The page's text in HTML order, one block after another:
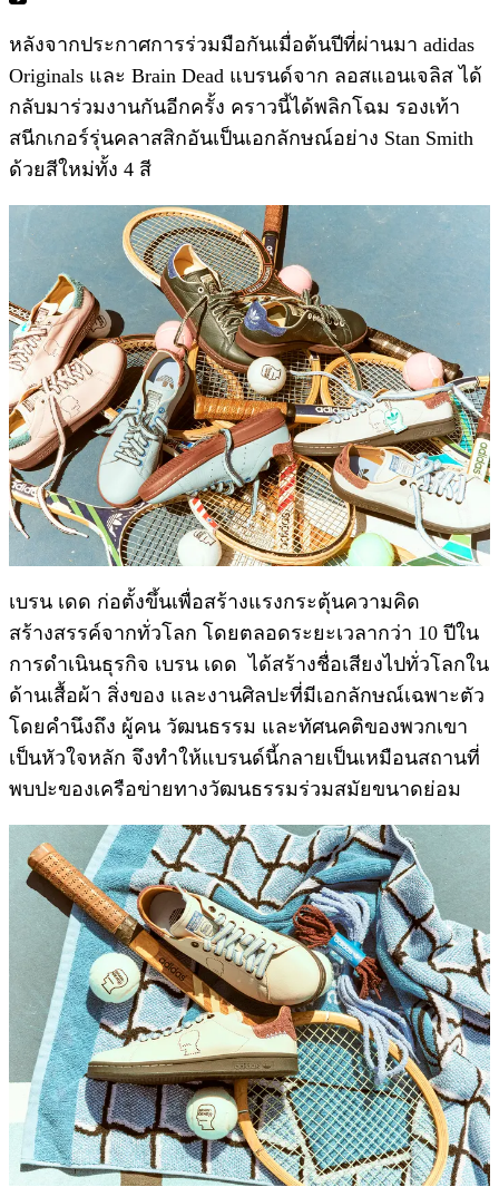
หลังจากประกาศการร่วมมือกันเมื่อต้นปีที่ผ่านมา adidas
Originals และ Brain Dead แบรนด์จาก ลอสแอนเจลิส ได้
กลับมาร่วมงานกันอีกครั้ง คราวนี้ได้พลิกโฉม รองเท้า
สนีกเกอร์รุ่นคลาสสิกอันเป็นเอกลักษณ์อย่าง Stan Smith
ด้วยสีใหม่ทั้ง 4 สี
เบรน เดด ก่อตั้งขึ้นเพื่อสร้างแรงกระตุ้นความคิด
สร้างสรรค์จากทั่วโลก โดยตลอดระยะเวลากว่า 10 ปีใน
การดำเนินธุรกิจ เบรน เดด ได้สร้างชื่อเสียงไปทั่วโลกใน
ด้านเสื้อผ้า สิ่งของ และงานศิลปะที่มีเอกลักษณ์เฉพาะตัว
โดยคำนึงถึง ผู้คน วัฒนธรรม และทัศนคติของพวกเขา
เป็นหัวใจหลัก จึงทำให้แบรนด์นี้กลายเป็นเหมือนสถานที่
พบปะของเครือข่ายทางวัฒนธรรมร่วมสมัยขนาดย่อม